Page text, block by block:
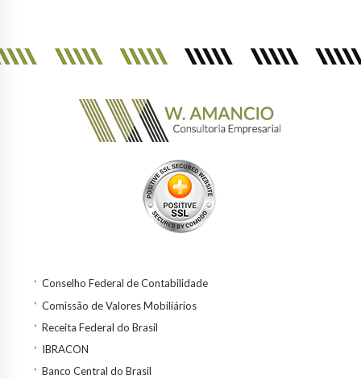
Conselho Federal de Contabilidade
Comissão de Valores Mobiliários
Receita Federal do Brasil
IBRACON
Banco Central do Brasil